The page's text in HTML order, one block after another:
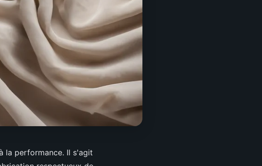
la performance. Il s'agit